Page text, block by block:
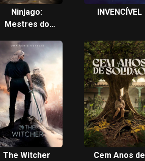
Ninjago:
Mestres do
INVENCÍVEL
The Witcher
Cem Anos de